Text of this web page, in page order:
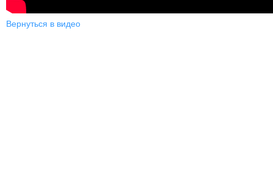
Вернуться в видео